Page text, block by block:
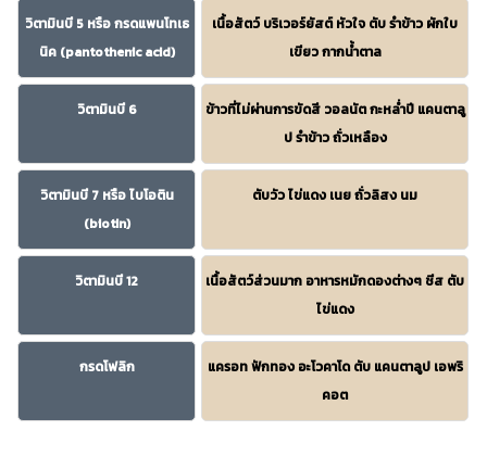
วิตามินบี 5 หรือ กรดแพนโทเธ
นิค (pantothenic acid)
เนื้อสัตว์ บริเวอร์ยัสต์ หัวใจ ตับ รำข้าว ผักใบ
เขียว กากน้ำตาล
วิตามินบี 6
ข้าวที่ไม่ผ่านการขัดสี วอลนัต กะหล่ำปี แคนตาลู
ป รำข้าว ถั่วเหลือง
วิตามินบี 7 หรือ ไบโอติน
(biotin)
ตับวัว ไข่แดง เนย ถั่วลิสง นม
วิตามินบี 12
เนื้อสัตว์ส่วนมาก อาหารหมักดองต่างๆ ชีส ตับ
ไข่แดง
กรดโฟลิก
แครอท ฟักทอง อะโวคาโด ตับ แคนตาลูป เอพริ
คอต